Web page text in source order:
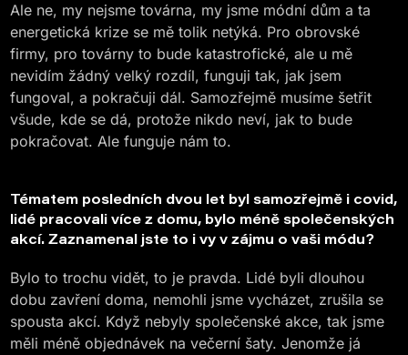
Ale ne, my nejsme továrna, my jsme módní dům a ta
energetická krize se mě tolik netýká. Pro obrovské
firmy, pro továrny to bude katastrofické, ale u mě
nevidím žádný velký rozdíl, funguji tak, jak jsem
fungoval, a pokračuji dál. Samozřejmě musíme šetřit
všude, kde se dá, protože nikdo neví, jak to bude
pokračovat. Ale funguje nám to.
Tématem posledních dvou let byl samozřejmě i covid,
lidé pracovali více z domu, bylo méně společenských
akcí. Zaznamenal jste to i vy v zájmu o vaši módu?
Bylo to trochu vidět, to je pravda. Lidé byli dlouhou
dobu zavření doma, nemohli jsme vycházet, zrušila se
spousta akcí. Když nebyly společenské akce, tak jsme
měli méně objednávek na večerní šaty. Jenomže já